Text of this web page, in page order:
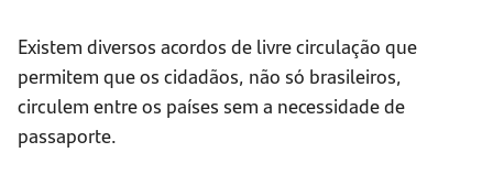
Existem diversos acordos de livre circulação que
permitem que os cidadãos, não só brasileiros,
circulem entre os países sem a necessidade de
passaporte.